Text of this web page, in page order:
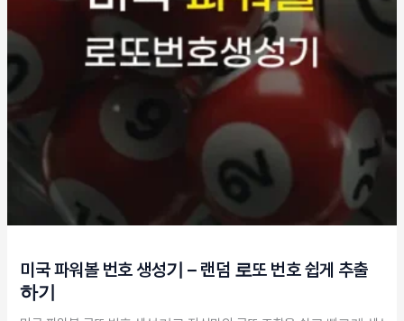
미국 파워볼 번호 생성기 – 랜덤 로또 번호 쉽게 추출
하기